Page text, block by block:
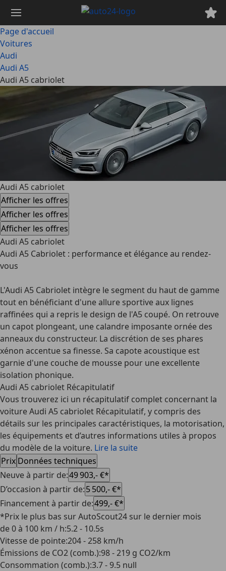
contenu
principal
Page d'accueil
Voitures
Audi
Audi A5
Audi A5 cabriolet
Audi A5 cabriolet
Afficher les offres
Afficher les offres
Afficher les offres
Audi A5 cabriolet
Audi A5 Cabriolet : performance et élégance au rendez-
vous
L'Audi A5 Cabriolet intègre le segment du haut de gamme
tout en bénéficiant d'une allure sportive aux lignes
raffinées qui a repris le design de l'A5 coupé. On retrouve
un capot plongeant, une calandre imposante ornée des
anneaux du constructeur. La discrétion de ses phares
xénon accentue sa finesse. Sa capote acoustique est
garnie d'une couche de mousse pour une excellente
isolation phonique.
Audi A5 cabriolet Récapitulatif
Vous trouverez ici un récapitulatif complet concernant la
voiture Audi A5 cabriolet Récapitulatif, y compris des
détails sur les principales caractéristiques, la motorisation,
les équipements et d’autres informations utiles à propos
du modèle de la voiture. Lire la suite
Prix Données techniques
Neuve à partir de:49 903,- €*
D’occasion à partir de:5 500,- €*
Financement à partir de:499,- €*
*Prix le plus bas sur AutoScout24 sur le dernier mois
de 0 à 100 km / h:5.2 - 10.5s
Vitesse de pointe:204 - 258 km/h
Émissions de CO2 (comb.):98 - 219 g CO2/km
Consommation (comb.):3.7 - 9.5 null